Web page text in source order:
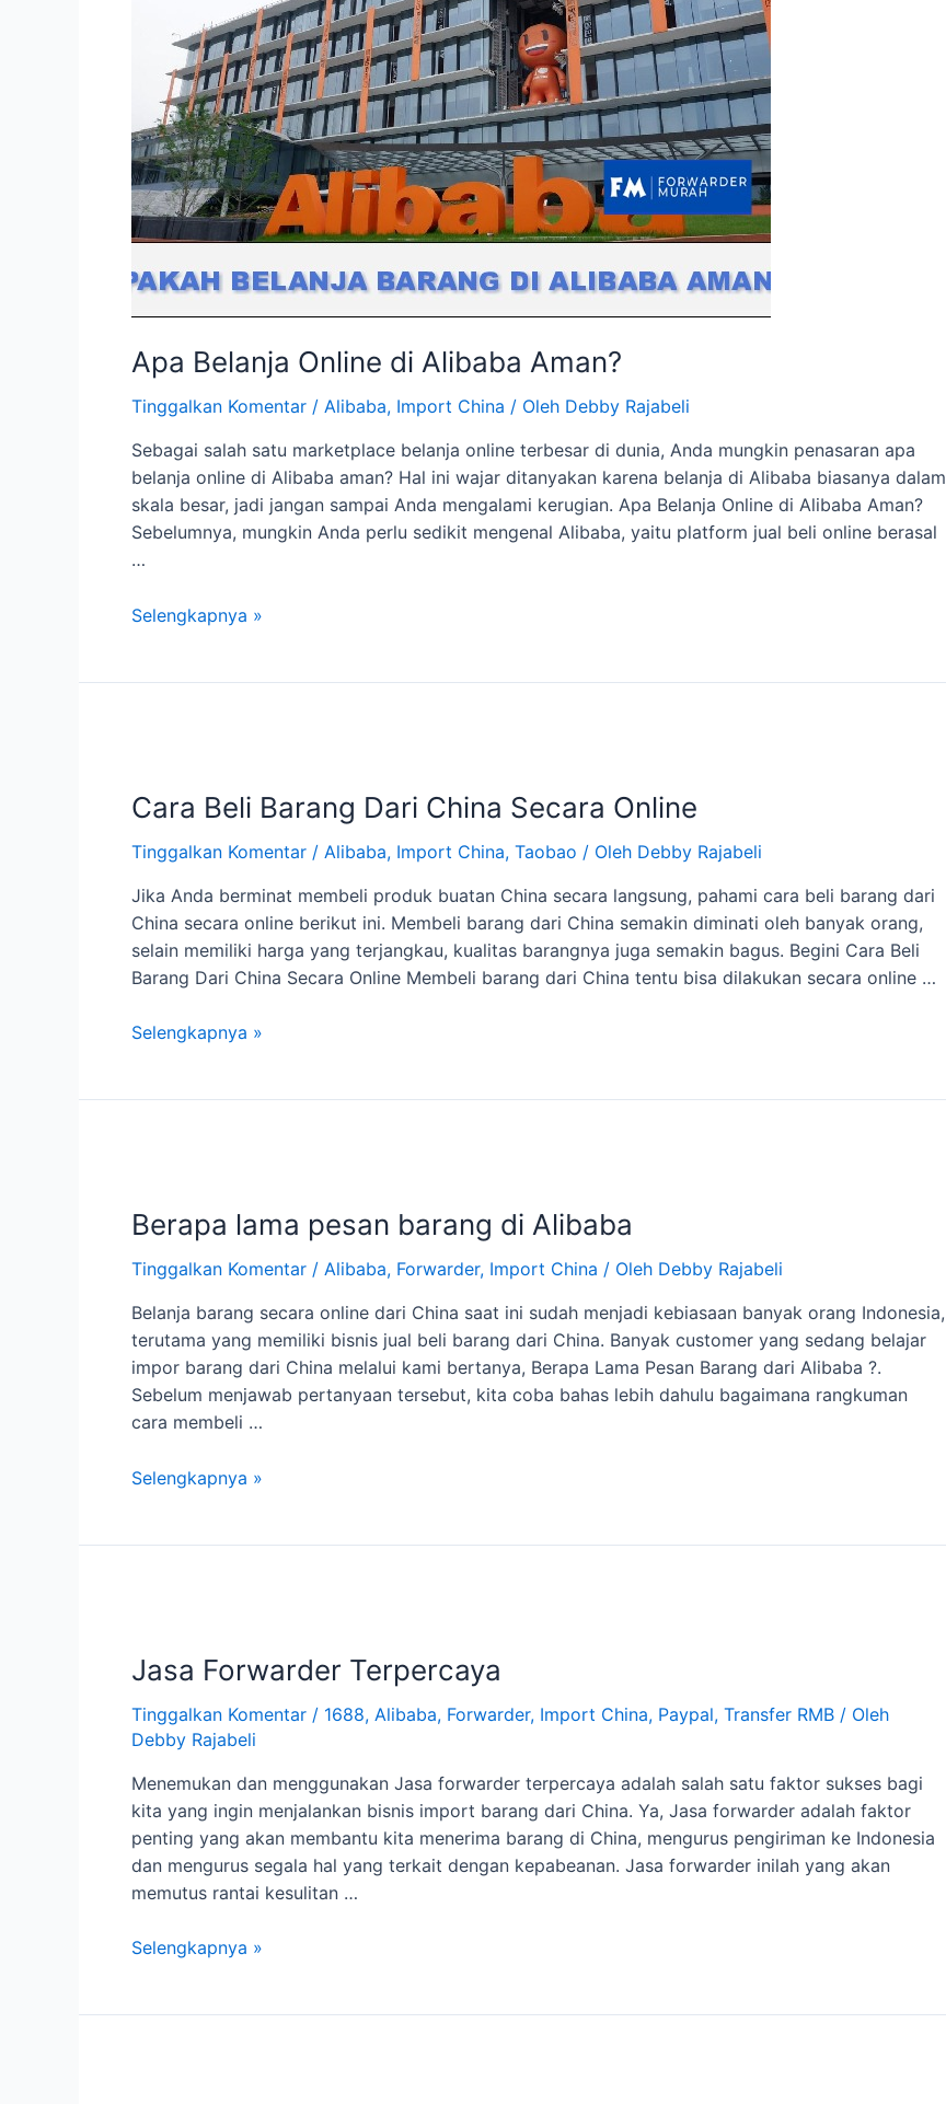
Apa Belanja Online di Alibaba Aman?
Tinggalkan Komentar / Alibaba, Import China / Oleh Debby Rajabeli
Sebagai salah satu marketplace belanja online terbesar di dunia, Anda mungkin penasaran apa
belanja online di Alibaba aman? Hal ini wajar ditanyakan karena belanja di Alibaba biasanya dalam
skala besar, jadi jangan sampai Anda mengalami kerugian. Apa Belanja Online di Alibaba Aman?
Sebelumnya, mungkin Anda perlu sedikit mengenal Alibaba, yaitu platform jual beli online berasal
…
Apa
Selengkapnya »
Cara Beli Barang Dari China Secara Online
Tinggalkan Komentar / Alibaba, Import China, Taobao / Oleh Debby Rajabeli
Jika Anda berminat membeli produk buatan China secara langsung, pahami cara beli barang dari
China secara online berikut ini. Membeli barang dari China semakin diminati oleh banyak orang,
selain memiliki harga yang terjangkau, kualitas barangnya juga semakin bagus. Begini Cara Beli
Barang Dari China Secara Online Membeli barang dari China tentu bisa dilakukan secara online …
Cara
Selengkapnya »
Berapa lama pesan barang di Alibaba
Tinggalkan Komentar / Alibaba, Forwarder, Import China / Oleh Debby Rajabeli
Belanja barang secara online dari China saat ini sudah menjadi kebiasaan banyak orang Indonesia,
terutama yang memiliki bisnis jual beli barang dari China. Banyak customer yang sedang belajar
impor barang dari China melalui kami bertanya, Berapa Lama Pesan Barang dari Alibaba ?.
Sebelum menjawab pertanyaan tersebut, kita coba bahas lebih dahulu bagaimana rangkuman
cara membeli …
Berapa
Selengkapnya »
Jasa Forwarder Terpercaya
Tinggalkan Komentar / 1688, Alibaba, Forwarder, Import China, Paypal, Transfer RMB / Oleh
Debby Rajabeli
Menemukan dan menggunakan Jasa forwarder terpercaya adalah salah satu faktor sukses bagi
kita yang ingin menjalankan bisnis import barang dari China. Ya, Jasa forwarder adalah faktor
penting yang akan membantu kita menerima barang di China, mengurus pengiriman ke Indonesia
dan mengurus segala hal yang terkait dengan kepabeanan. Jasa forwarder inilah yang akan
memutus rantai kesulitan …
Jasa
Selengkapnya »